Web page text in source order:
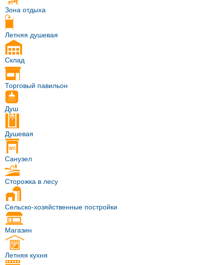
Зона отдыха
Летняя душевая
Склад
Торговый павильон
Душ
Душевая
Санузел
Сторожка в лесу
Сельско-хозяйственные постройки
Магазин
Летняя кухня